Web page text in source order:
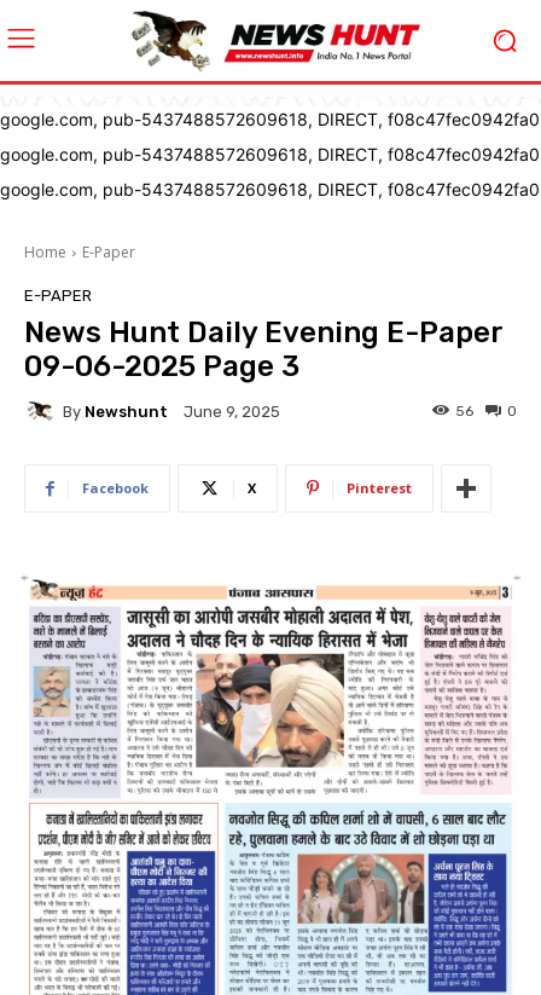
google.com, pub-5437488572609618, DIRECT, f08c47fec0942fa0
google.com, pub-5437488572609618, DIRECT, f08c47fec0942fa0
google.com, pub-5437488572609618, DIRECT, f08c47fec0942fa0
Home E-Paper
E-PAPER
News Hunt Daily Evening E-Paper
09-06-2025 Page 3
By Newshunt June 9, 2025 0
56
Facebook X Pinterest